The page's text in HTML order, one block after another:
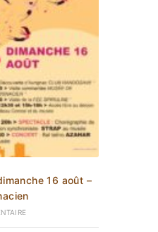
16 août –